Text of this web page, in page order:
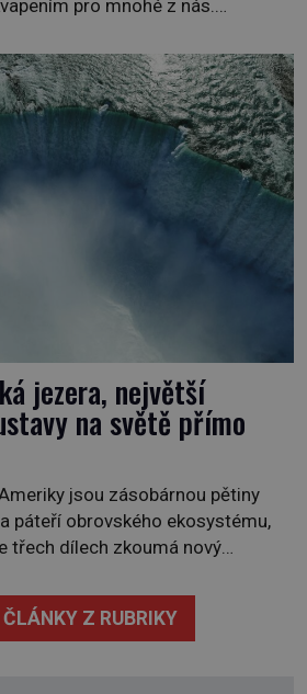
pro mnohé z nás.
Kypru jsou jedny z míst,
a vyprávět. Uznávaná
se vydala prozkoumat
kterých jste možná doposud
jezera, největší
na světě přímo
jsou zásobárnou pětiny
páteří obrovského ekosystému,
třech dílech zkoumá nový
Viasat Nature v pondělí 5.
Huronské jezero, Michiganské
Z RUBRIKY